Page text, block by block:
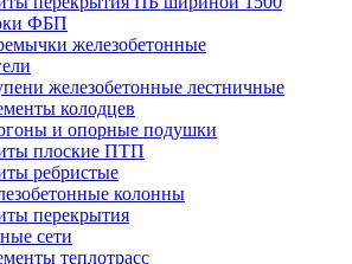
ФБП
железобетонные
железобетонные лестничные
колодцев
и опорные подушки
плоские ПТП
ребристые
колонны
перекрытия
сети
теплотрасс